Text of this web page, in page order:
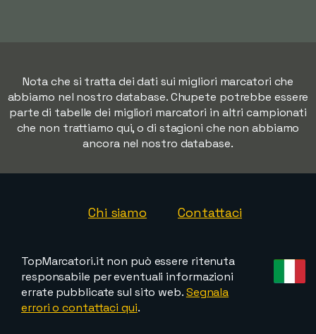
Nota che si tratta dei dati sui migliori marcatori che
abbiamo nel nostro database. Chupete potrebbe essere
parte di tabelle dei migliori marcatori in altri campionati
che non trattiamo qui, o di stagioni che non abbiamo
ancora nel nostro database.
Chi siamo Contattaci
TopMarcatori.it non può essere ritenuta
responsabile per eventuali informazioni
errate pubblicate sul sito web.Segnala
errori o contattaci qui.